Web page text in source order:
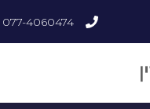
077-4060474